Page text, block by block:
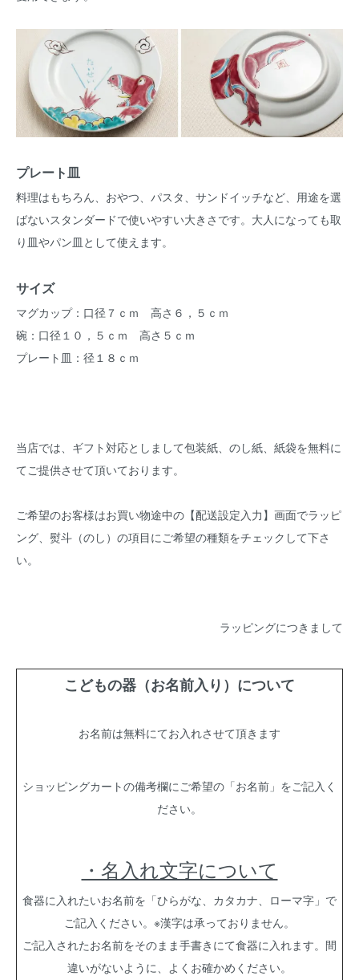
プレート皿
料理はもちろん、おやつ、パスタ、サンドイッチなど、用途を選
ばないスタンダードで使いやすい大きさです。大人になっても取
り皿やパン皿として使えます。
サイズ
マグカップ：口径７ｃｍ 高さ６，５ｃｍ
碗：口径１０，５ｃｍ 高さ５ｃｍ
プレート皿：径１８ｃｍ
当店では、ギフト対応としまして包装紙、のし紙、紙袋を無料に
てご提供させて頂いております。
ご希望のお客様はお買い物途中の【配送設定入力】画面でラッピ
ング、熨斗（のし）の項目にご希望の種類をチェックして下さ
い。
ラッピングにつきまして
こどもの器（お名前入り）について
お名前は無料にてお入れさせて頂きます
ショッピングカートの備考欄にご希望の「お名前」をご記入く
ださい。
・名入れ文字について
食器に入れたいお名前を「ひらがな、カタカナ、ローマ字」で
ご記入ください。※漢字は承っておりません。
ご記入されたお名前をそのまま手書きにて食器に入れます。間
違いがないように、よくお確かめください。